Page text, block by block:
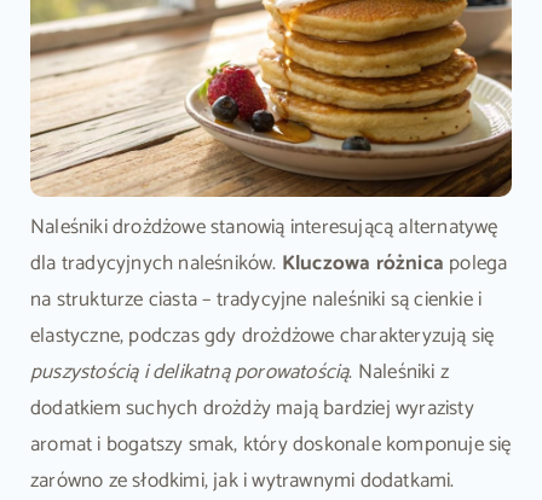
Naleśniki drożdżowe stanowią interesującą alternatywę
dla tradycyjnych naleśników. Kluczowa różnica polega
na strukturze ciasta – tradycyjne naleśniki są cienkie i
elastyczne, podczas gdy drożdżowe charakteryzują się
puszystością i delikatną porowatością. Naleśniki z
dodatkiem suchych drożdży mają bardziej wyrazisty
aromat i bogatszy smak, który doskonale komponuje się
zarówno ze słodkimi, jak i wytrawnymi dodatkami.